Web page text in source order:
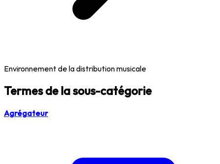
Environnement de la distribution musicale
Termes de la sous-catégorie
Agrégateur